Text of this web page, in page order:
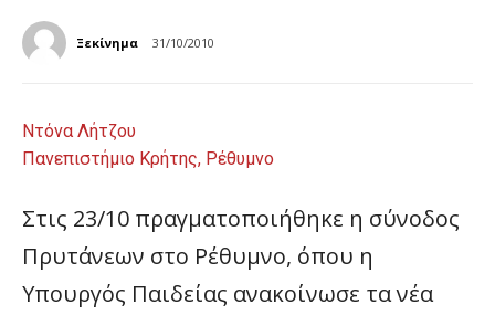
Ξεκίνημα 31/10/2010
Ντόνα Λήτζου
Πανεπιστήμιο Κρήτης, Ρέθυμνο
Στις 23/10 πραγματοποιήθηκε η σύνοδος
Πρυτάνεων στο Ρέθυμνο, όπου η
Υπουργός Παιδείας ανακοίνωσε τα νέα